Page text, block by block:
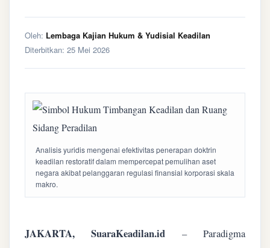
Oleh: Lembaga Kajian Hukum & Yudisial Keadilan
Diterbitkan: 25 Mei 2026
Analisis yuridis mengenai efektivitas penerapan doktrin
keadilan restoratif dalam mempercepat pemulihan aset
negara akibat pelanggaran regulasi finansial korporasi skala
makro.
JAKARTA, SuaraKeadilan.id – Paradigma